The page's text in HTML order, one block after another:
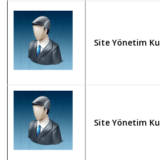
Site Yönetim
Site Yönetim